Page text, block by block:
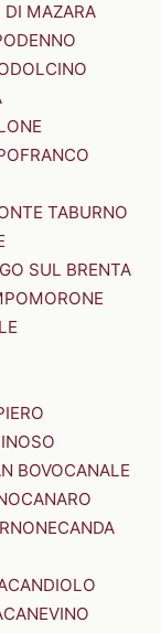
MAZARA
TABURNO
SUL BRENTA
BOVOCANALE
CANARO
CANDA
CANDIOLO
CANEVINO